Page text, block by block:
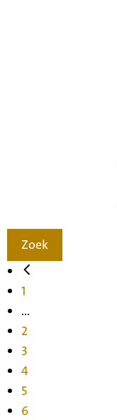
Zoek
1
...
2
3
4
5
6